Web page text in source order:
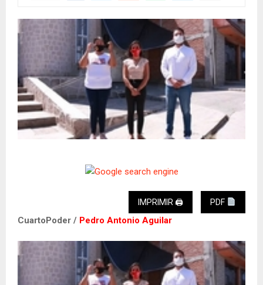
IMPRIMIR 🖨 PDF
CuartoPoder / Pedro Antonio Aguilar